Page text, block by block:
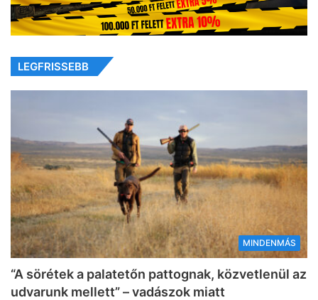
LEGFRISSEBB
MINDENMÁS
“A sörétek a palatetőn pattognak, közvetlenül az
udvarunk mellett” – vadászok miatt